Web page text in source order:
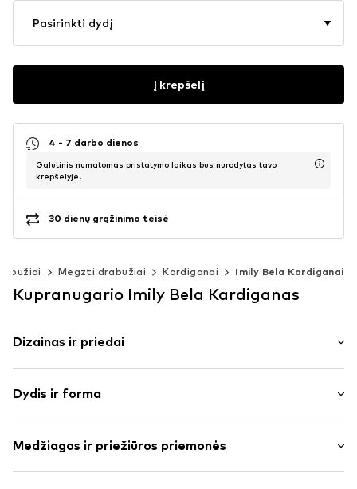
Pasirinkti dydį
Į krepšelį
4 - 7 darbo dienos
Galutinis numatomas pristatymo laikas bus nurodytas tavo
krepšelyje.
30 dienų grąžinimo teisė
Megzti drabužiai Kardiganai Imily Bela Kardiganai
Kupranugario Imily Bela Kardiganas
Dizainas ir priedai
Megzti drabužiai
Neatlenkiama apykaklė
Apvadas / megzta apykaklė
Dydis ir forma
Ilgis: Normalaus ilgio
Pritaikomumas: Įprastas prigludimas
Medžiagos ir priežiūros priemonės